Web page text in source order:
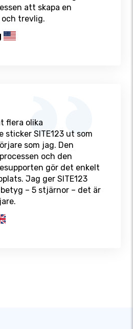
att skapa en
trevlig.
flera olika
sticker SITE123 ut som
som jag. Den
och den
gör det enkelt
Jag ger SITE123
– 5 stjärnor – det är